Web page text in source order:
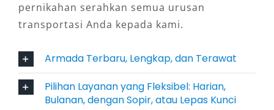
4. Layanan Fleksibel: Harian,
Bulanan, Antar Jemput Bandara
Salsa Wisata menyediakan opsi sewa Pajero
Lombok harian 24 jam, Bulanan, serta layanan
antar jemput Bandara yang efisien dan tepat
pernikahan serahkan semua urusan
transportasi Anda kepada kami.
Armada Terbaru, Lengkap, dan Terawat
Pilihan Layanan yang Fleksibel: Harian,
Bulanan, dengan Sopir, atau Lepas Kunci